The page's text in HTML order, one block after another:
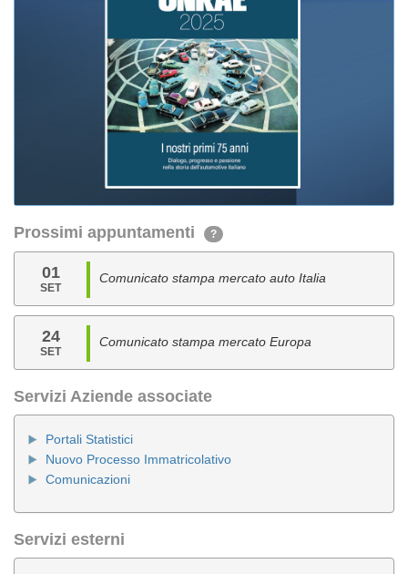
Prossimi appuntamenti ?
01
SET
Comunicato stampa mercato auto Italia
24
SET
Comunicato stampa mercato Europa
Servizi Aziende associate
Portali Statistici
Nuovo Processo Immatricolativo
Comunicazioni
Servizi esterni